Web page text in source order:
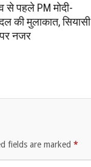
से पहले PM मोदी-
की मुलाकात, सियासी
नजर
fields are marked *